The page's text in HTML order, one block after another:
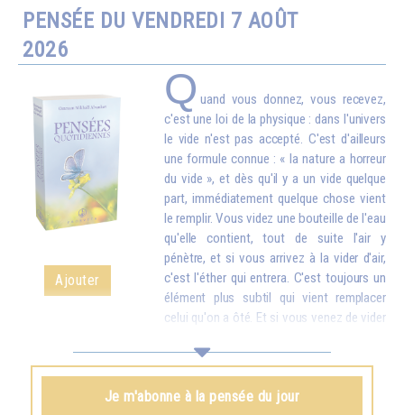
PENSÉE DU VENDREDI 7 AOÛT
2026
Ajouter
Q uand vous donnez, vous recevez,
c'est une loi de la physique : dans l'univers
le vide n'est pas accepté. C'est d'ailleurs
une formule connue : « la nature a horreur
du vide », et dès qu'il y a un vide quelque
part, immédiatement quelque chose vient
le remplir. Vous videz une bouteille de l'eau
qu'elle contient, tout de suite l'air y
pénètre, et si vous arrivez à la vider d'air,
c'est l'éther qui entrera. C'est toujours un
élément plus subtil qui vient remplacer
celui qu'on a ôté. Et si vous venez de vider
les créatures, quelque chose d'en haut arrive tout de suite pour vous
remplir.
Omraam Mikhaël Aïvanhov
Je m'abonne à la pensée du jour